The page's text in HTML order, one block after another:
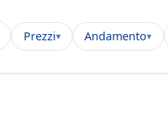
Prezzi Andamento